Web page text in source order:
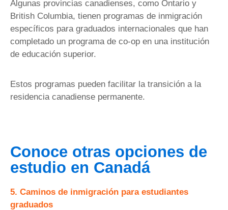
Algunas provincias canadienses, como Ontario y
British Columbia, tienen programas de inmigración
específicos para graduados internacionales que han
completado un programa de co-op en una institución
de educación superior.
Estos programas pueden facilitar la transición a la
residencia canadiense permanente.
Conoce otras opciones de
estudio en Canadá
5. Caminos de inmigración para estudiantes
graduados